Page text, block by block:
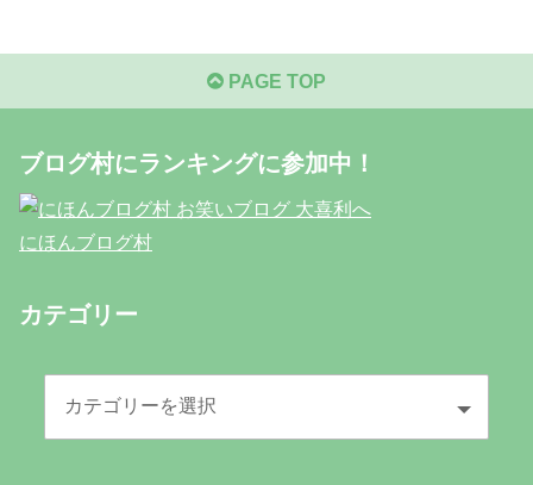
PAGE TOP
ブログ村にランキングに参加中！
にほんブログ村
カテゴリー